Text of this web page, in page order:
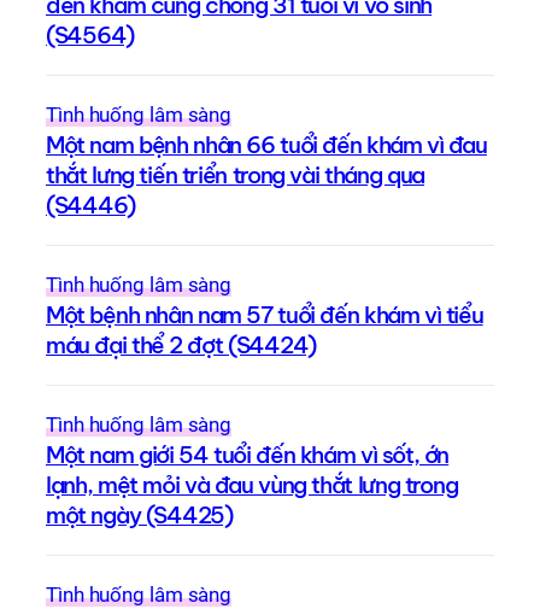
(S4564)
Tình huống lâm sàng
Một nam bệnh nhân 66 tuổi đến khám vì đau
thắt lưng tiến triển trong vài tháng qua
(S4446)
Tình huống lâm sàng
Một bệnh nhân nam 57 tuổi đến khám vì tiểu
máu đại thể 2 đợt (S4424)
Tình huống lâm sàng
Một nam giới 54 tuổi đến khám vì sốt, ớn
lạnh, mệt mỏi và đau vùng thắt lưng trong
một ngày (S4425)
Tình huống lâm sàng